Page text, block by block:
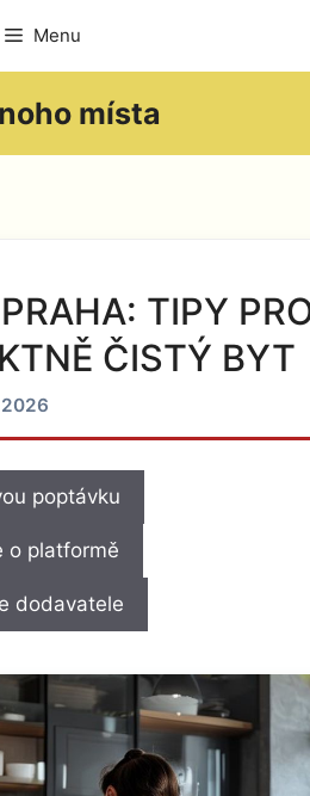
Menu
místa
TIPY
ČISTÝ BYT
poptávku
o platformě
dodavatele